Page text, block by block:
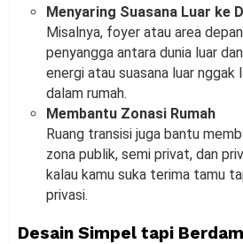
Menyaring Suasana Luar ke
Misalnya, foyer atau area
penyangga antara dunia luar
energi atau suasana luar nggak
dalam rumah.
Membantu Zonasi Rumah
Ruang transisi juga bantu
zona publik, semi privat, dan
kalau kamu suka terima tamu
privasi.
Desain Simpel tapi